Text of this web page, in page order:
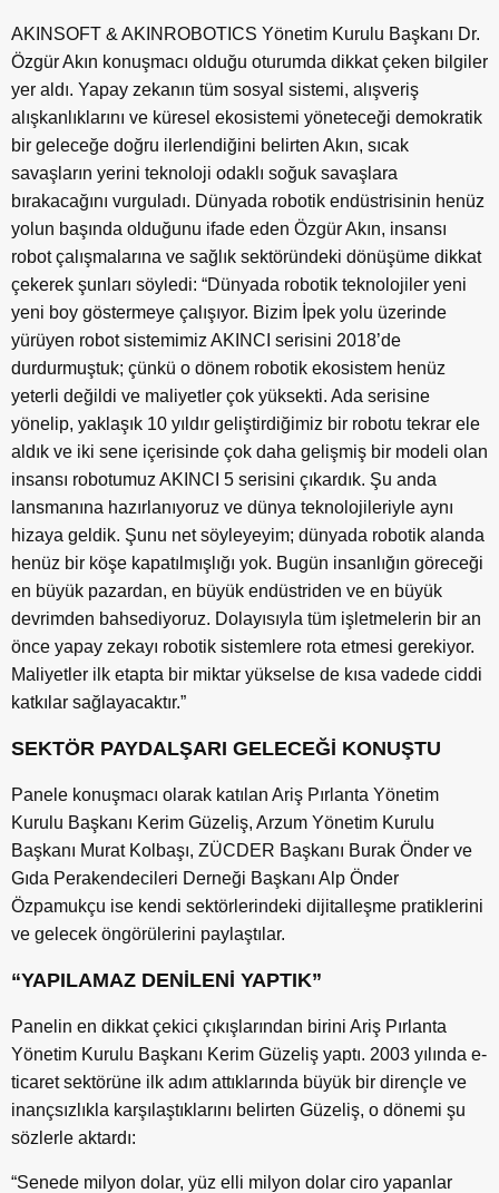
AKINSOFT & AKINROBOTICS Yönetim Kurulu Başkanı Dr.
Özgür Akın konuşmacı olduğu oturumda dikkat çeken bilgiler
yer aldı. Yapay zekanın tüm sosyal sistemi, alışveriş
alışkanlıklarını ve küresel ekosistemi yöneteceği demokratik
bir geleceğe doğru ilerlendiğini belirten Akın, sıcak
savaşların yerini teknoloji odaklı soğuk savaşlara
bırakacağını vurguladı. Dünyada robotik endüstrisinin henüz
yolun başında olduğunu ifade eden Özgür Akın, insansı
robot çalışmalarına ve sağlık sektöründeki dönüşüme dikkat
çekerek şunları söyledi: “Dünyada robotik teknolojiler yeni
yeni boy göstermeye çalışıyor. Bizim İpek yolu üzerinde
yürüyen robot sistemimiz AKINCI serisini 2018’de
durdurmuştuk; çünkü o dönem robotik ekosistem henüz
yeterli değildi ve maliyetler çok yüksekti. Ada serisine
yönelip, yaklaşık 10 yıldır geliştirdiğimiz bir robotu tekrar ele
aldık ve iki sene içerisinde çok daha gelişmiş bir modeli olan
insansı robotumuz AKINCI 5 serisini çıkardık. Şu anda
lansmanına hazırlanıyoruz ve dünya teknolojileriyle aynı
hizaya geldik. Şunu net söyleyeyim; dünyada robotik alanda
henüz bir köşe kapatılmışlığı yok. Bugün insanlığın göreceği
en büyük pazardan, en büyük endüstriden ve en büyük
devrimden bahsediyoruz. Dolayısıyla tüm işletmelerin bir an
önce yapay zekayı robotik sistemlere rota etmesi gerekiyor.
Maliyetler ilk etapta bir miktar yükselse de kısa vadede ciddi
katkılar sağlayacaktır.”
SEKTÖR PAYDALŞARI GELECEĞİ KONUŞTU
Panele konuşmacı olarak katılan Ariş Pırlanta Yönetim
Kurulu Başkanı Kerim Güzeliş, Arzum Yönetim Kurulu
Başkanı Murat Kolbaşı, ZÜCDER Başkanı Burak Önder ve
Gıda Perakendecileri Derneği Başkanı Alp Önder
Özpamukçu ise kendi sektörlerindeki dijitalleşme pratiklerini
ve gelecek öngörülerini paylaştılar.
“YAPILAMAZ DENİLENİ YAPTIK”
Panelin en dikkat çekici çıkışlarından birini Ariş Pırlanta
Yönetim Kurulu Başkanı Kerim Güzeliş yaptı. 2003 yılında e-
ticaret sektörüne ilk adım attıklarında büyük bir dirençle ve
inançsızlıkla karşılaştıklarını belirten Güzeliş, o dönemi şu
sözlerle aktardı:
“Senede milyon dolar, yüz elli milyon dolar ciro yapanlar